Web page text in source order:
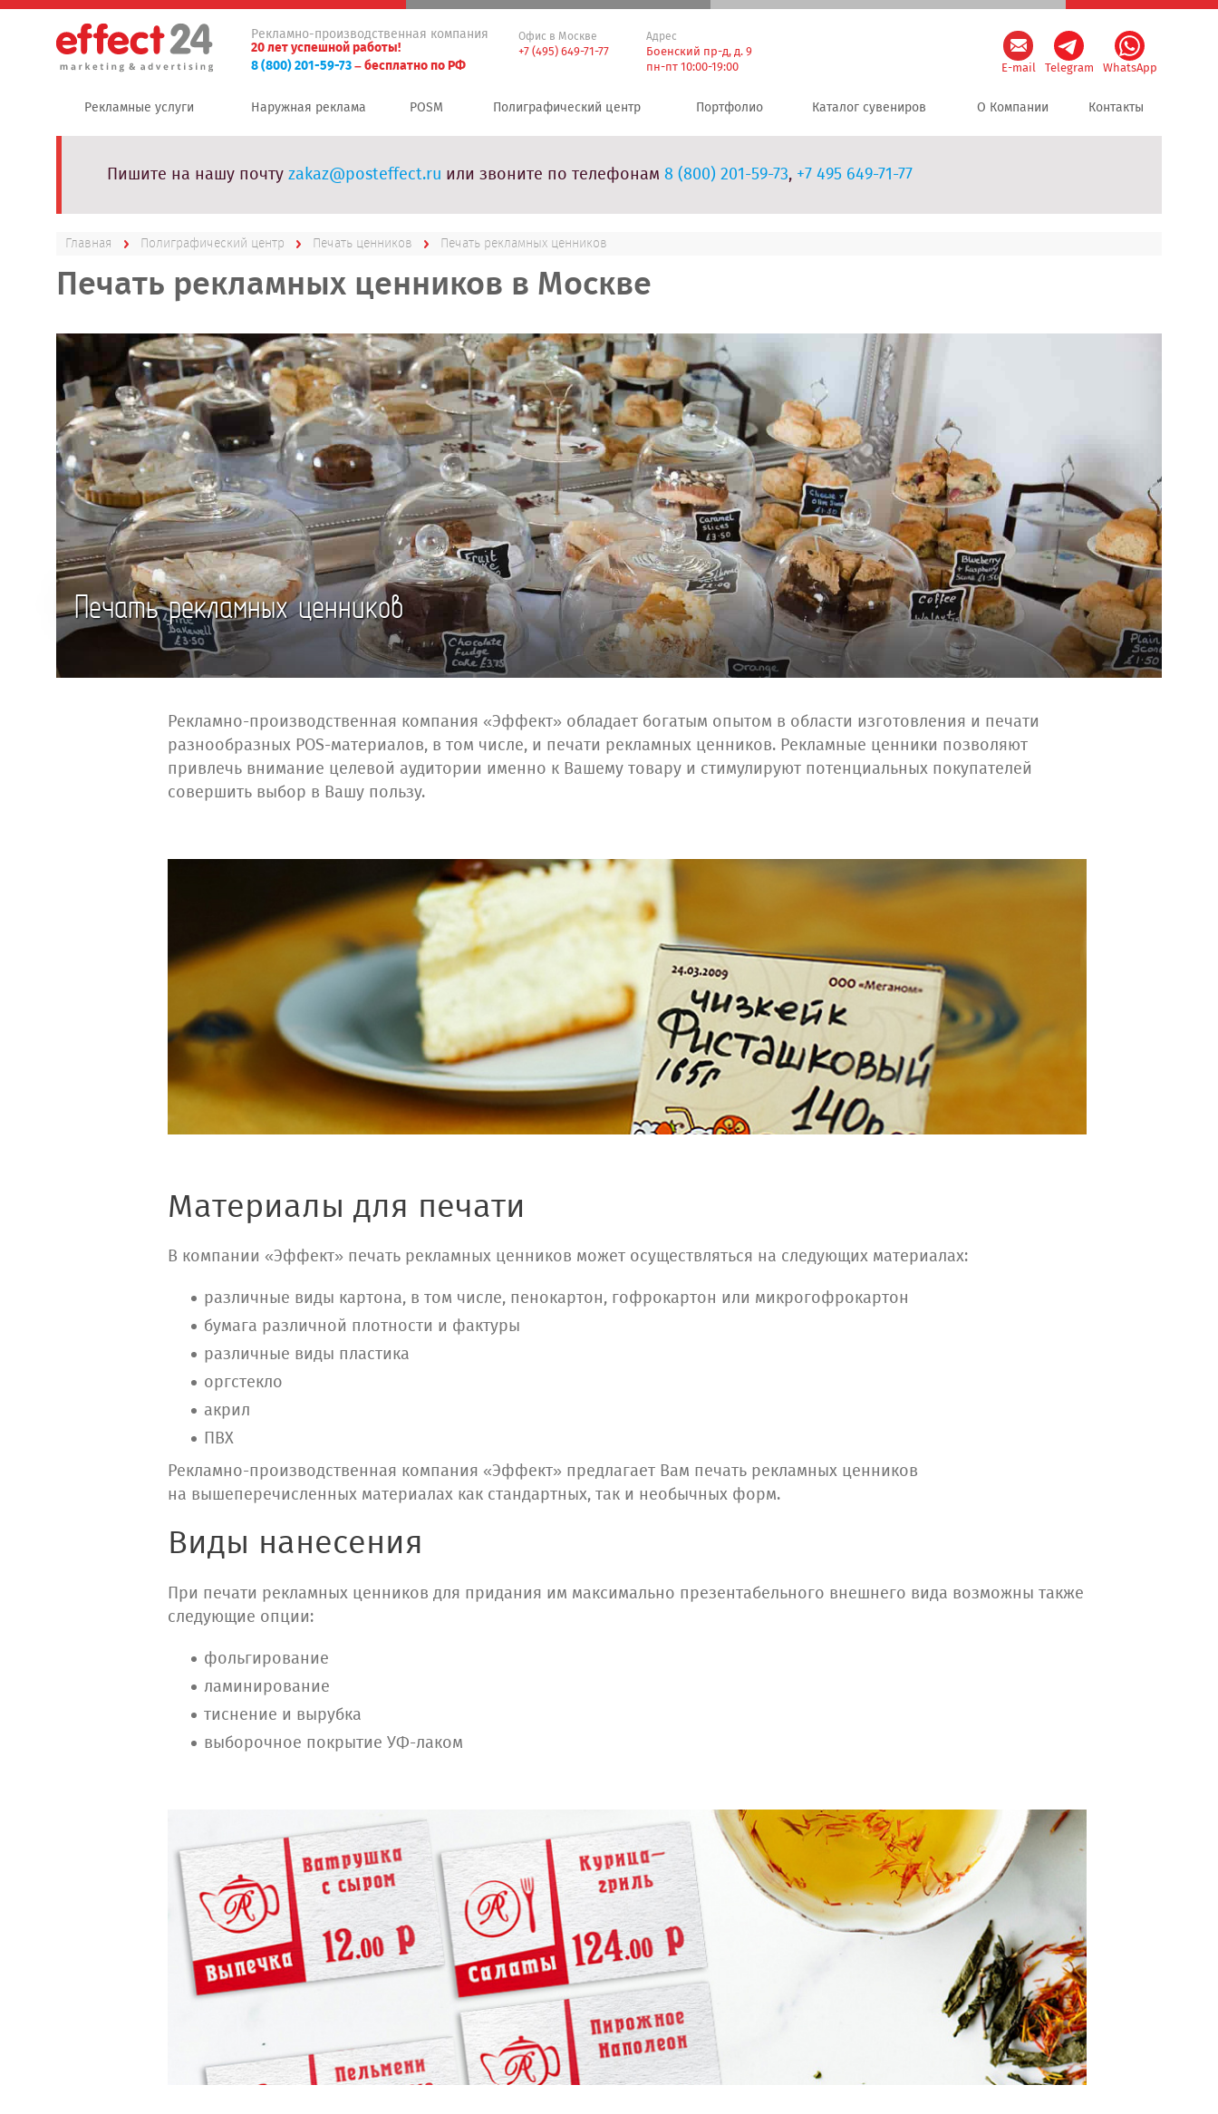
Рекламно-производственная компания
20 лет успешной работы!
8 (800) 201-59-73– бесплатно по РФ
Офис в Москве
+7 (495) 649-71-77
Адрес
Боенский пр-д, д. 9
пн-пт 10:00-19:00
E-mail Telegram WhatsApp
Рекламные услуги Наружная реклама POSM Полиграфический центр Портфолио Каталог сувениров О Компании Контакты
Пишите на нашу почтуzakaz@posteffect.ru или звоните по телефонам 8 (800) 201-59-73, +7 495 649-71-77
Главная Полиграфический центр Печать ценников Печать рекламных ценников
Печать рекламных ценников в Москве
Печать рекламных ценников
Рекламно-производственная компания «Эффект» обладает богатым опытом в области изготовления и печати
разнообразных POS-материалов, в том числе, и печати рекламных ценников. Рекламные ценники позволяют
привлечь внимание целевой аудитории именно к Вашему товару и стимулируют потенциальных покупателей
совершить выбор в Вашу пользу.
Материалы для печати
В компании «Эффект» печать рекламных ценников может осуществляться на следующих материалах:
различные виды картона, в том числе, пенокартон, гофрокартон или микрогофрокартон
бумага различной плотности и фактуры
различные виды пластика
оргстекло
акрил
ПВХ
Рекламно-производственная компания «Эффект» предлагает Вам печать рекламных ценников
на вышеперечисленных материалах как стандартных, так и необычных форм.
Виды нанесения
При печати рекламных ценников для придания им максимально презентабельного внешнего вида возможны также
следующие опции:
фольгирование
ламинирование
тиснение и вырубка
выборочное покрытие УФ-лаком